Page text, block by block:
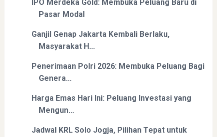
IPO Merdeka Gold: Membuka Peluang Baru di
Pasar Modal
Ganjil Genap Jakarta Kembali Berlaku,
Masyarakat H...
Penerimaan Polri 2026: Membuka Peluang Bagi
Genera...
Harga Emas Hari Ini: Peluang Investasi yang
Mengun...
Jadwal KRL Solo Jogja, Pilihan Tepat untuk